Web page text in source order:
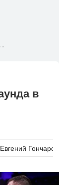
UFC 333
в
Евгений Гончаров